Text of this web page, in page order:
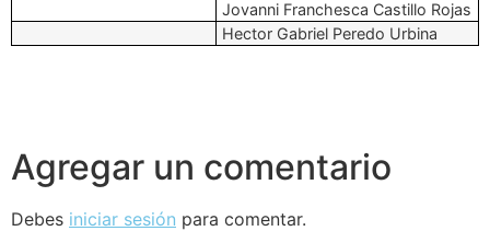
Jovanni Franchesca Castillo Rojas
Hector Gabriel Peredo Urbina
Agregar un comentario
Debes iniciar sesión para comentar.